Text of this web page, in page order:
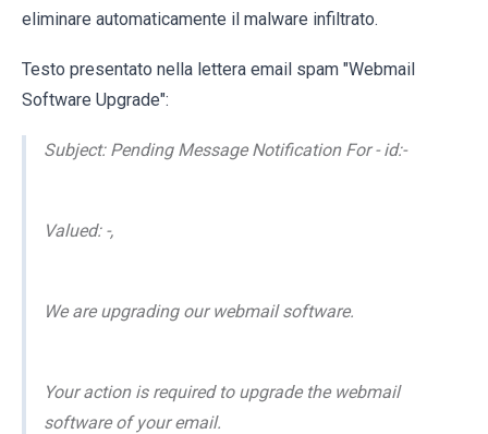
eliminare automaticamente il malware infiltrato.
Testo presentato nella lettera email spam "Webmail
Software Upgrade":
Subject: Pending Message Notification For - id:-
Valued: -,
We are upgrading our webmail software.
Your action is required to upgrade the webmail
software of your email.